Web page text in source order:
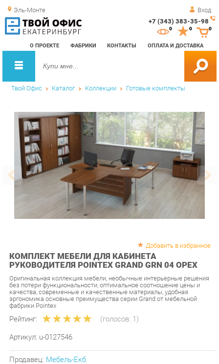
Эль-Монте Вход
+7 (343) 383-35-98
О ПРОЕКТЕ ФАБРИКИ КОНТАКТЫ ОПЛАТА И ДОСТАВКА
0 0
Твой Офис Каталог Коллекции Готовые комплекты
КОМПЛЕКТ МЕБЕЛИ ДЛЯ КАБИНЕТА
РУКОВОДИТЕЛЯ POINTEX GRAND GRN 04 ОРЕХ
Оригинальная коллекция мебели, необычные интерьерные решения
качества, современные и качественные материалы, удобная
эргономика основные преимущества серии Grand от мебельной
фабрики Pointex
Рейтинг:
Артикул: u-0127546
Производитель:Pointex